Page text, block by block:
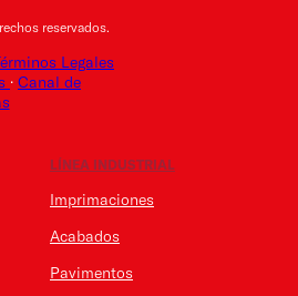
reservados.
Legales
· Canal de
LÍNEA INDUSTRIAL
Imprimaciones
Acabados
Pavimentos